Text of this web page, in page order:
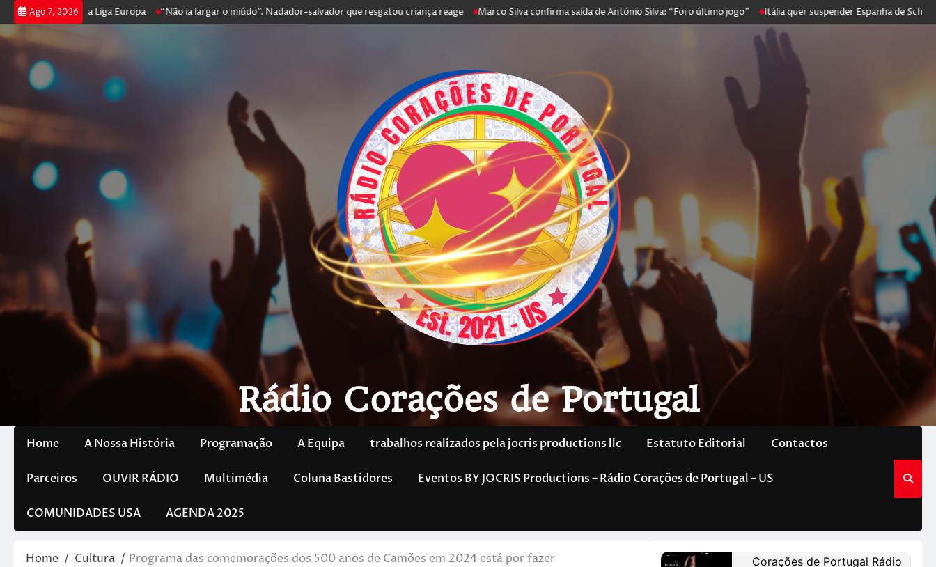
Ago 7, 2026
na Liga Europa “Não ia largar o miúdo”. Nadador-salvador que resgatou criança reage Marco Silva confirma saída de António Silva: “Foi o último jogo” Itália quer suspender Espanha de Schengen.
Rádio Corações de Portugal
Home A Nossa História Programação A Equipa trabalhos realizados pela jocris productions llc Estatuto Editorial Contactos
Parceiros OUVIR RÁDIO Multimédia Coluna Bastidores Eventos BY JOCRIS Productions – Rádio Corações de Portugal – US
COMUNIDADES USA AGENDA 2025
Home Cultura Programa das comemorações dos 500 anos de Camões em 2024 está por fazer